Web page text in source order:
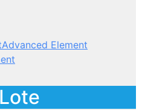
Advanced Element